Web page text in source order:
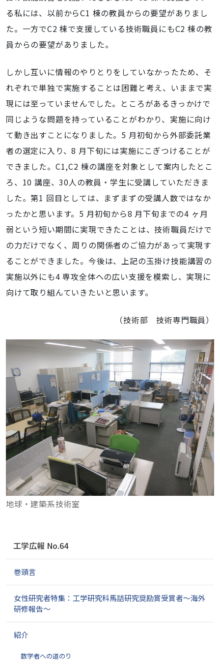
る私には、以前からC1 棟の教員からの要望がありまし
た。一方でC2 棟で支援している技術職員にもC2 棟の教
員からの要望がありました。
しかし互いに情報のやりとりをしていなかったため、そ
れぞれで単独で実施することは困難と考え、いままで実
現には至っていませんでした。ところがあるきっかけで
同じような問題を持っていることがわかり、実施に向け
て動き出すことになりました。5 月初旬から外部委託業
者の選定に入り、8 月下旬には実施にこぎつけることが
できました。C1,C2 棟の講座を対象として案内したとこ
ろ、10 講座、30人の教員・学生に受講していただきま
した。第1 回目としては、まずまずの受講人数ではなか
ったかと思います。5 月初旬から8 月下旬までの4 ヶ月
弱という短い期間に実現できたことは、技術職員だけで
の力だけでなく、周りの関係者のご協力があって実現す
ることができました。今後は、上記の玉掛け技能講習の
実施以外にも4 専攻全体への広い支援を模索し、実現に
向けて取り組んていきたいと思います。
（技術部 技術専門職員）
地球・建築系技術室
ゲ
シ
工学広報 No.64
巻頭言
女性研究者特集：工学研究科馬詰研究奨励賞受賞者～海外
研修報告～
紹介
数学者への道のり